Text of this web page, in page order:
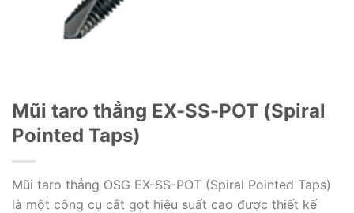
Mũi taro thẳng EX-SS-POT (Spiral
Pointed Taps)
Mũi taro thẳng OSG EX-SS-POT (Spiral Pointed Taps)
là một công cụ cắt gọt hiệu suất cao được thiết kế